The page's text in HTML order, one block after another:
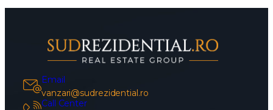
Email
vanzari@sudrezidential.ro
Call Center